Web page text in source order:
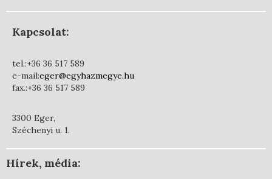
Kapcsolat:
tel.:+36 36 517 589
e-mail:eger@egyhazmegye.hu
fax.:+36 36 517 589
3300 Eger,
Széchenyi u. 1.
Hírek, média: